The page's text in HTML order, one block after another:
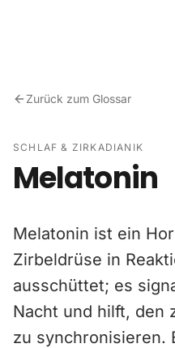
Zurück zum Glossar
SCHLAF & ZIRKADIANIK
Melatonin
Melatonin ist ein
Zirbeldrüse in
ausschüttet; es
Nacht und hilft, den
zu synchronisieren.